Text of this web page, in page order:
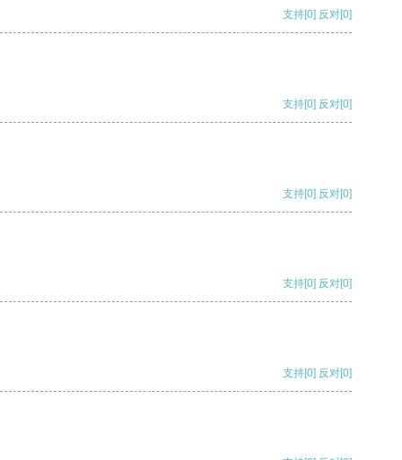
支持[0] 反对[0]
支持[0] 反对[0]
支持[0] 反对[0]
支持[0] 反对[0]
支持[0] 反对[0]